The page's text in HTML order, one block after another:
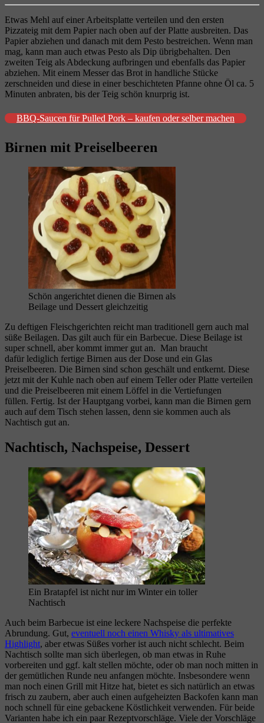
Etwas Mehl auf einer Arbeitsplatte verteilen und den ersten
Pizzateig mit dem Papier nach oben auf der Platte ausbreiten. Das
Papier abziehen und danach mit dem Pesto bestreichen. Wenn man
mag, kann man auch etwas Pesto als Dip übrigbehalten. Den
zweiten Teig als Abdeckung aufbringen und ebenfalls das Papier
abziehen. Mit einem Messer das Brot in handliche Stücke
zerschneiden und diese in einer beschichteten Pfanne ohne Öl ca. 5
Minuten anbraten, bis der Teig schön knurprig ist.
BBQ-Saucen für Pulled Pork – kaufen oder selber machen
Birnen mit Preiselbeeren
Schön angerichtet dienen die Birnen als
Beilage und Dessert gleichzeitig
Zu deftigen Fleischgerichten reicht man traditionell gern auch mal
süße Beilagen. Das gilt auch für ein Barbecue. Diese Beilage ist
super schnell, aber kommt immer gut an. Man braucht
dafür lediglich fertige Birnen aus der Dose und ein Glas
Preiselbeeren. Die Birnen sind schon geschält und entkernt. Diese
jetzt mit der Kuhle nach oben auf einem Teller oder Platte verteilen
und die Preiselbeeren mit einem Löffel in die Vertiefungen
füllen. Fertig. Ist der Hauptgang vorbei, kann man die Birnen gern
auch auf dem Tisch stehen lassen, denn sie kommen auch als
Nachtisch gut an.
Nachtisch, Nachspeise, Dessert
Ein Bratapfel ist nicht nur im Winter ein toller
Nachtisch
Auch beim Barbecue ist eine leckere Nachspeise die perfekte
Abrundung. Gut, eventuell noch einen Whisky als ultimatives
Highlight, aber etwas Süßes vorher ist auch nicht schlecht. Beim
Nachtisch sollte man sich überlegen, ob man etwas in Ruhe
vorbereiten und ggf. kalt stellen möchte, oder ob man noch mitten in
der gemütlichen Runde neu anfangen möchte. Insbesondere wenn
man noch einen Grill mit Hitze hat, bietet es sich natürlich an etwas
frisch zu zaubern, aber auch einen aufgeheizten Backofen kann man
noch schnell für eine gebackene Köstlichkeit verwenden. Für beide
Varianten habe ich ein paar Rezeptvorschläge. Viele der Vorschläge